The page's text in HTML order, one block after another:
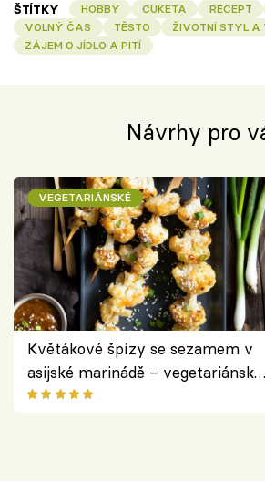
ŠTÍTKY HOBBY CUKETA RECEPT
VOLNÝ ČAS
TĚSTO
ŽIVOTNÍ STYL A
ZÁJEM O JÍDLO A PITÍ
Návrhy pro
VEGETARIÁNSKÉ
Květákové špízy se sezamem v
asijské marinádě – vegetariánská
chuťovka z grilu